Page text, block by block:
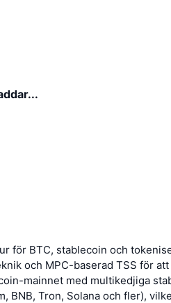
för BTC, stablecoin och
och MPC-baserad TSS för att
mainnet med multikedjiga
BNB, Tron, Solana och fler),